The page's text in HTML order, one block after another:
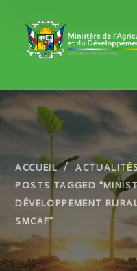
ACCUEIL
POSTS TAGGED
DÉVELOPPEMENT
SMCAF"